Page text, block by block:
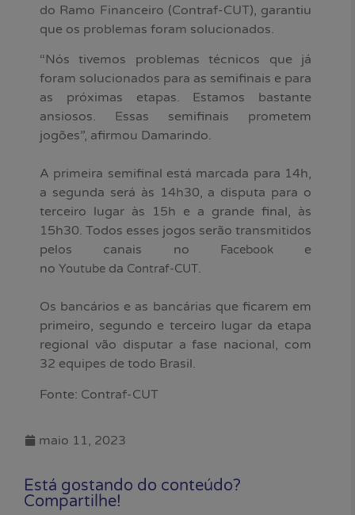
do Ramo Financeiro (Contraf-CUT), garantiu
que os problemas foram solucionados.
“Nós tivemos problemas técnicos que já
foram solucionados para as semifinais e para
as próximas etapas. Estamos bastante
ansiosos. Essas semifinais prometem
jogões”, afirmou Damarindo.
A primeira semifinal está marcada para 14h,
a segunda será às 14h30, a disputa para o
terceiro lugar às 15h e a grande final, às
15h30. Todos esses jogos serão transmitidos
pelos canais no
Facebooke
no Youtube da Contraf-CUT.
Os bancários e as bancárias que ficarem em
primeiro, segundo e terceiro lugar da etapa
regional vão disputar a fase nacional, com
32 equipes de todo Brasil.
Fonte: Contraf-CUT
maio 11, 2023
Está gostando do conteúdo?
Compartilhe!